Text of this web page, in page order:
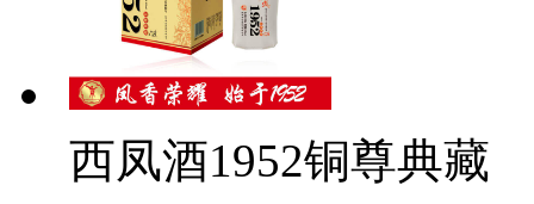
西凤酒1952铜尊典藏